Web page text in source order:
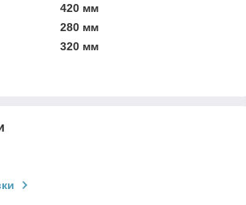
420 мм
280 мм
320 мм